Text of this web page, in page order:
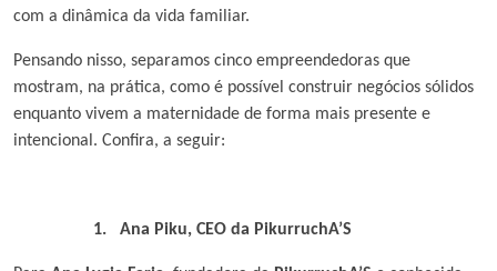
com a dinâmica da vida familiar.
Pensando nisso, separamos cinco empreendedoras que
mostram, na prática, como é possível construir negócios sólidos
enquanto vivem a maternidade de forma mais presente e
intencional. Confira, a seguir:
1. Ana Piku, CEO da PikurruchA’S